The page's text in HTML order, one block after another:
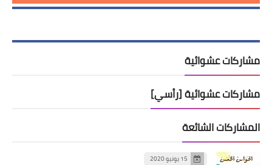
مشاركات عشوائية
مشاركات عشوائية [رأسي]
المشاركات الشائعة
15 يونيو 2020